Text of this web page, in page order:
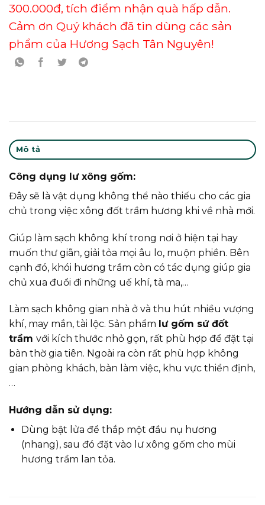
300.000đ, tích điểm nhận quà hấp dẫn.
Cảm ơn Quý khách đã tin dùng các sản
phẩm của Hương Sạch Tân Nguyên!
Mô tả
Công dụng lư xông gốm:
Đây sẽ là vật dụng không thể nào thiếu cho các gia
chủ trong việc xông đốt trầm hương khi về nhà mới.
Giúp làm sạch không khí trong nơi ở hiện tại hay
muốn thư giãn, giải tỏa mọi âu lo, muộn phiền. Bên
cạnh đó, khói hương trầm còn có tác dụng giúp gia
chủ xua đuổi đi những uế khí, tà ma,…
Làm sạch không gian nhà ở và thu hút nhiều vượng
khí, may mắn, tài lộc. Sản phẩm lư gốm sứ đốt
trầm với kích thước nhỏ gọn, rất phù hợp để đặt tại
bàn thờ gia tiên. Ngoài ra còn rất phù hợp không
gian phòng khách, bàn làm việc, khu vực thiền định,
…
Hướng dẫn sử dụng:
Dùng bật lửa để thắp một đầu nụ hương
(nhang), sau đó đặt vào lư xông gốm cho mùi
hương trầm lan tỏa.